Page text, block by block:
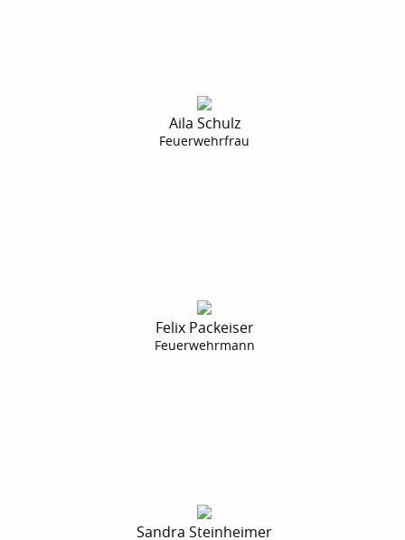
Aila Schulz
Feuerwehrfrau
Felix Packeiser
Feuerwehrmann
Sandra Steinheimer